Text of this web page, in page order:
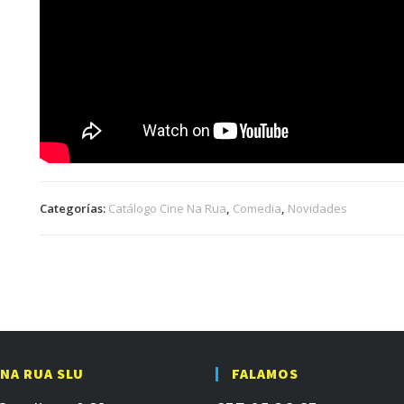
Categorías: Catálogo Cine Na Rua, Comedia, Novidades
RUA SLU FALAMOS